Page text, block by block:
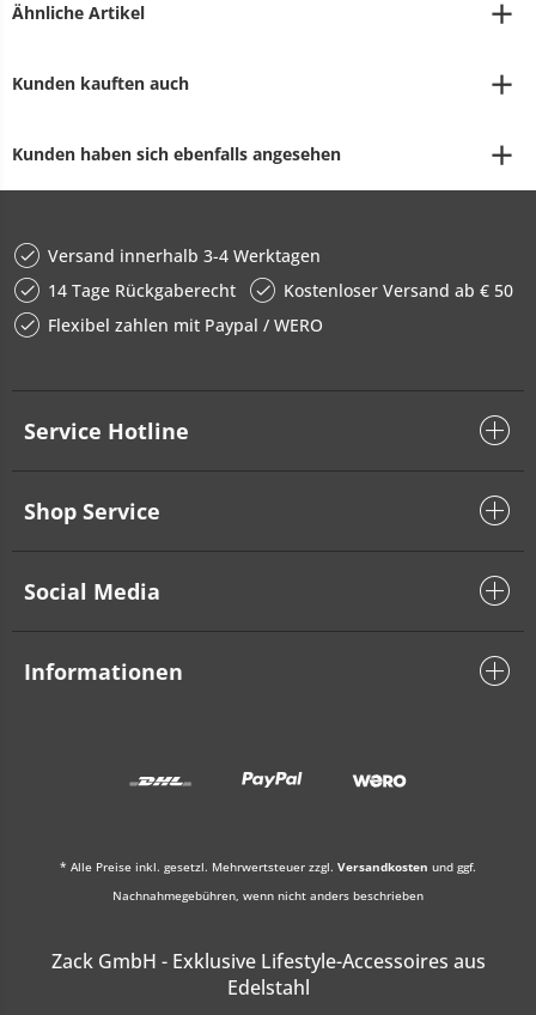
Ähnliche Artikel
Kunden kauften auch
Kunden haben sich ebenfalls angesehen
Versand innerhalb 3-4 Werktagen
14 Tage Rückgaberecht
Kostenloser Versand ab € 50
Flexibel zahlen mit Paypal / WERO
Service Hotline
Shop Service
Social Media
Informationen
* Alle Preise inkl. gesetzl. Mehrwertsteuer zzgl. Versandkosten und ggf.
Nachnahmegebühren, wenn nicht anders beschrieben
Zack GmbH - Exklusive Lifestyle-Accessoires aus
Edelstahl